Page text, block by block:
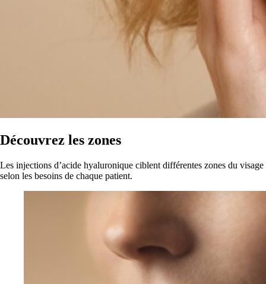
Découvrez les zones
Les injections d’acide hyaluronique ciblent différentes zones du visage
selon les besoins de chaque patient.